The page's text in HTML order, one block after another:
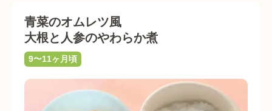
青菜のオムレツ風
大根と人参のやわらか煮
9〜11ヶ月頃